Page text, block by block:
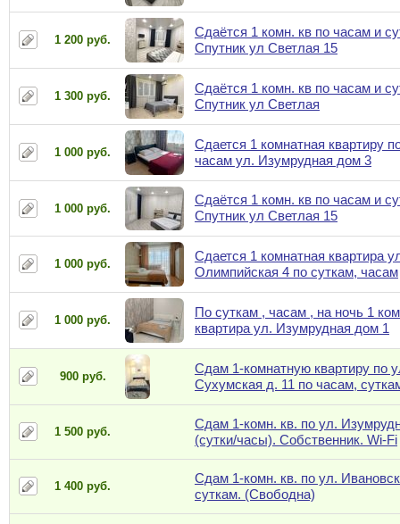
1 200 руб.
Сдаётся 1 комн. кв по часам и
Спутник ул Светлая 15
1 300 руб.
Сдаётся 1 комн. кв по часам и
Спутник ул Светлая
1 000 руб.
Сдается 1 комнатная квартиру
часам ул. Изумрудная дом 3
1 000 руб.
Сдаётся 1 комн. кв по часам и
Спутник ул Светлая 15
1 000 руб.
Сдается 1 комнатная квартира
Олимпийская 4 по суткам, часам
1 000 руб.
По суткам , часам , на ночь 1
квартира ул. Изумрудная дом 1
900 руб.
Сдам 1-комнатную квартиру по
Сухумская д. 11 по часам,
1 500 руб.
Сдам 1-комн. кв. по ул.
(сутки/часы). Собственник. Wi-Fi
1 400 руб.
Сдам 1-комн. кв. по ул.
суткам. (Свободна)